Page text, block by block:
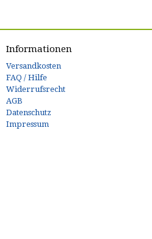
Informationen
Versandkosten
FAQ / Hilfe
Widerrufsrecht
AGB
Datenschutz
Impressum